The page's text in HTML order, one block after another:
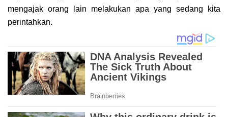
mengajak orang lain melakukan apa yang sedang kita
perintahkan.